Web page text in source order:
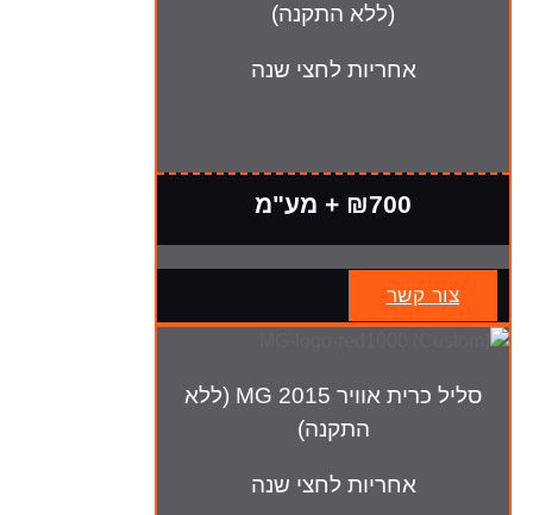
(ללא התקנה)
אחריות לחצי שנה
₪700 + מע"מ
צור קשר
סליל כרית אוויר MG 2015 (ללא
התקנה)
אחריות לחצי שנה